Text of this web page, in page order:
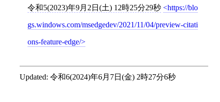
令和5(2023)年9月2日(土) 12時25分29秒 https://blo
gs.windows.com/msedgedev/2021/11/04/preview-citati
ons-feature-edge/
Updated: 令和6(2024)年6月7日(金) 2時27分6秒